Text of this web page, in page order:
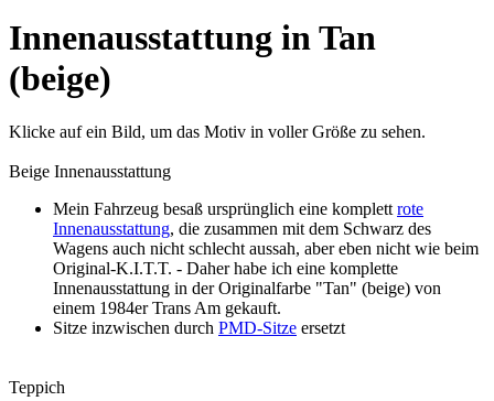
Innenausstattung in Tan
(beige)
Klicke auf ein Bild, um das Motiv in voller Größe zu sehen.
Beige Innenausstattung
Mein Fahrzeug besaß ursprünglich eine komplettrote
Innenausstattung, die zusammen mit dem Schwarz des
Wagens auch nicht schlecht aussah, aber eben nicht wie beim
Original-K.I.T.T. - Daher habe ich eine komplette
Innenausstattung in der Originalfarbe "Tan" (beige) von
einem 1984er Trans Am gekauft.
Sitze inzwischen durch PMD-Sitze ersetzt
Teppich